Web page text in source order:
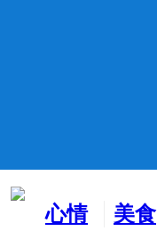
心情
美食